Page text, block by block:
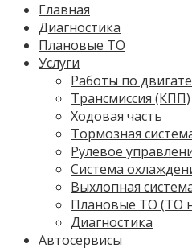
Главная
Диагностика
Плановые ТО
Услуги
Работы по
Трансмиссия (КПП)
Ходовая часть
Тормозная
Рулевое
Система
Выхлопная
Плановые ТО (ТО
Диагностика
Автосервисы